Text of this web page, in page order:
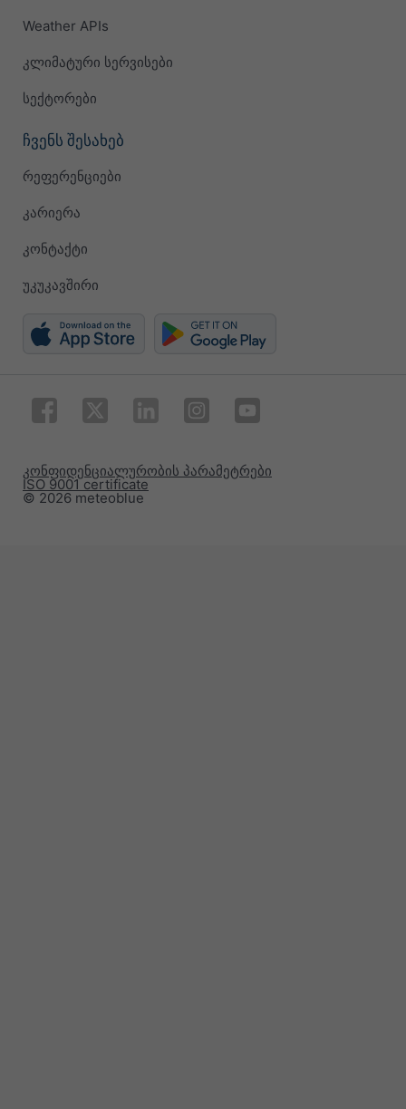
Weather APIs
კლიმატური სერვისები
სექტორები
ჩვენს შესახებ
რეფერენციები
კარიერა
კონტაქტი
უკუკავშირი
© 2026 meteoblue
ISO 9001 certificate
კონფიდენციალურობის პარამეტრები